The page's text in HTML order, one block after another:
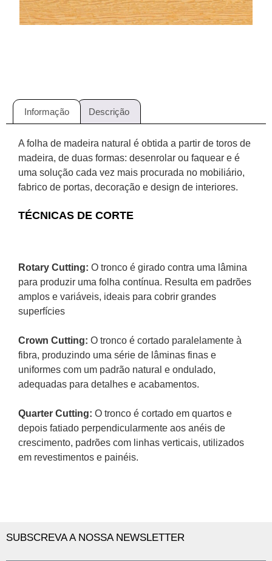
Informação Descrição
A folha de madeira natural é obtida a partir de toros de
madeira, de duas formas: desenrolar ou faquear e é
uma solução cada vez mais procurada no mobiliário,
fabrico de portas, decoração e design de interiores.
TÉCNICAS DE CORTE
Rotary Cutting: O tronco é girado contra uma lâmina
para produzir uma folha contínua. Resulta em padrões
amplos e variáveis, ideais para cobrir grandes
superfícies
Crown Cutting: O tronco é cortado paralelamente à
fibra, produzindo uma série de lâminas finas e
uniformes com um padrão natural e ondulado,
adequadas para detalhes e acabamentos.
Quarter Cutting: O tronco é cortado em quartos e
depois fatiado perpendicularmente aos anéis de
crescimento, padrões com linhas verticais, utilizados
em revestimentos e painéis.
SUBSCREVA A NOSSA NEWSLETTER